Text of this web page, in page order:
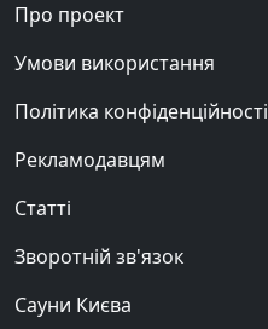
Про проект
Умови використання
Політика конфіденційності
Рекламодавцям
Статті
Зворотній зв'язок
Сауни Києва